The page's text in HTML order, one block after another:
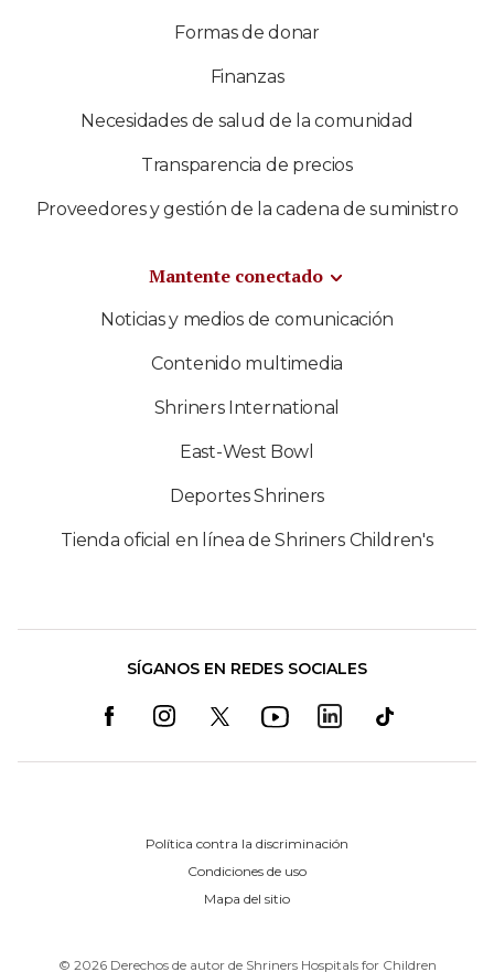
Formas de donar
Finanzas
Necesidades de salud de la comunidad
Transparencia de precios
Proveedores y gestión de la cadena de suministro
Mantente conectado
Noticias y medios de comunicación
Contenido multimedia
Shriners International
East-West Bowl
Deportes Shriners
Tienda oficial en línea de Shriners Children's
SÍGANOS EN REDES SOCIALES
Política contra la discriminación
Condiciones de uso
Mapa del sitio
© 2026 Derechos de autor de Shriners Hospitals for Children